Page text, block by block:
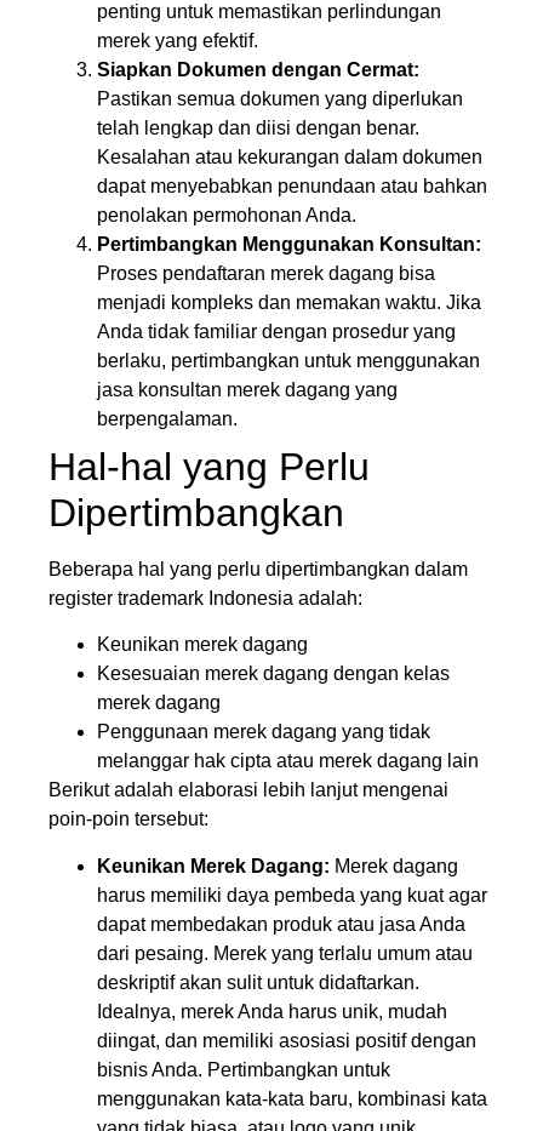
penting untuk memastikan perlindungan
merek yang efektif.
Siapkan Dokumen dengan Cermat:
Pastikan semua dokumen yang diperlukan
telah lengkap dan diisi dengan benar.
Kesalahan atau kekurangan dalam dokumen
dapat menyebabkan penundaan atau bahkan
penolakan permohonan Anda.
Pertimbangkan Menggunakan Konsultan:
Proses pendaftaran merek dagang bisa
menjadi kompleks dan memakan waktu. Jika
Anda tidak familiar dengan prosedur yang
berlaku, pertimbangkan untuk menggunakan
jasa konsultan merek dagang yang
berpengalaman.
Hal-hal yang Perlu
Dipertimbangkan
Beberapa hal yang perlu dipertimbangkan dalam
register trademark Indonesia adalah:
Keunikan merek dagang
Kesesuaian merek dagang dengan kelas
merek dagang
Penggunaan merek dagang yang tidak
melanggar hak cipta atau merek dagang lain
Berikut adalah elaborasi lebih lanjut mengenai
poin-poin tersebut:
Keunikan Merek Dagang: Merek dagang
harus memiliki daya pembeda yang kuat agar
dapat membedakan produk atau jasa Anda
dari pesaing. Merek yang terlalu umum atau
deskriptif akan sulit untuk didaftarkan.
Idealnya, merek Anda harus unik, mudah
diingat, dan memiliki asosiasi positif dengan
bisnis Anda. Pertimbangkan untuk
menggunakan kata-kata baru, kombinasi kata